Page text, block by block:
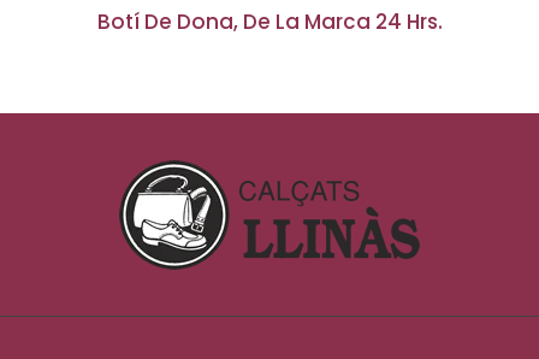
Botí De Dona, De La Marca 24 Hrs.